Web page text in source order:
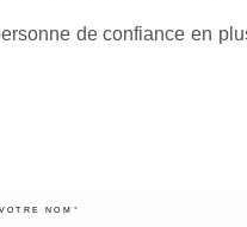
de confiance en
VOTRE NOM